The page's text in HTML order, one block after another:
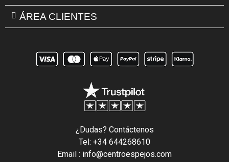
ÁREA CLIENTES
¿Dudas? Contáctenos
Tel: +34 644268610
Email : info@centroespejos.com